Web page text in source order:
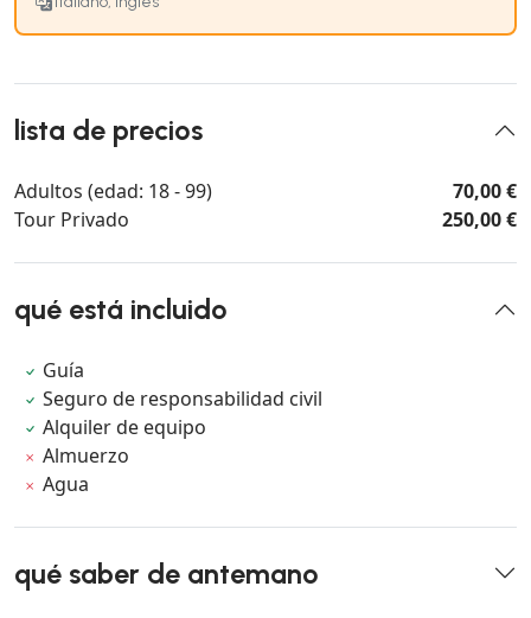
lista de precios
Adultos (edad: 18 - 99)
70,00 €
Tour Privado
250,00 €
qué está incluido
Guía
Seguro de responsabilidad civil
Alquiler de equipo
Almuerzo
Agua
qué saber de antemano